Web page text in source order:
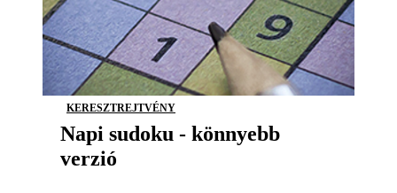
KERESZTREJTVÉNY
Napi sudoku - könnyebb
verzió